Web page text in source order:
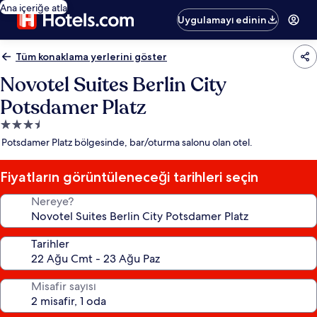
Ana içeriğe atla
Uygulamayı edinin
Tüm konaklama yerlerini göster
Novotel Suites Berlin City
Potsdamer Platz
3.5
yıldızlı
yeri
Potsdamer Platz bölgesinde, bar/oturma salonu olan otel.
Fiyatların görüntüleneceği tarihleri seçin
Nereye?
Tarihler
Misafir sayısı